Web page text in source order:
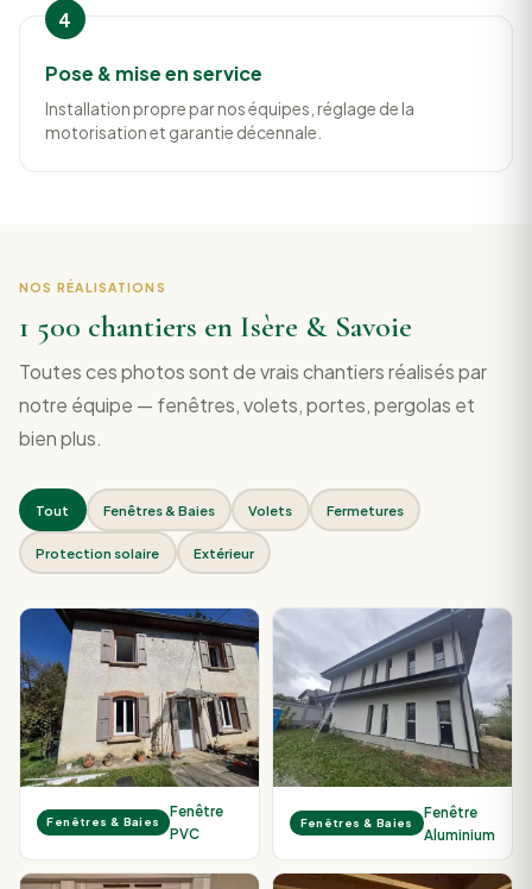
Pose & mise en service
Installation propre par nos équipes, réglage de la
motorisation et garantie décennale.
NOS RÉALISATIONS
1 500 chantiers en Isère & Savoie
Toutes ces photos sont de vrais chantiers réalisés par
notre équipe — fenêtres, volets, portes, pergolas et
bien plus.
Tout Fenêtres & Baies Volets Fermetures
Protection solaire Extérieur
Fenêtres & Baies
Fenêtre
PVC
Fenêtres & Baies
Fenêtre
Aluminium